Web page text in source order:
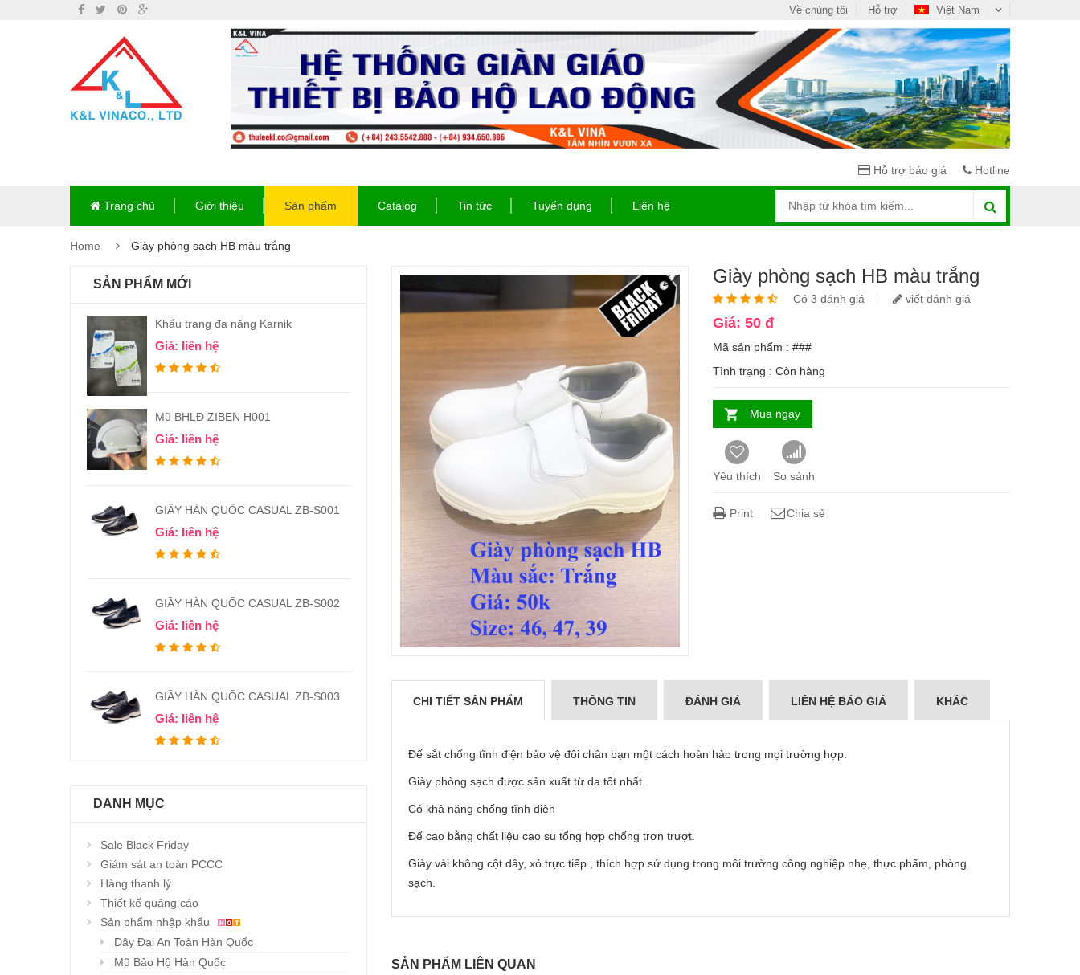
Việt Nam
Về chúng tôi Hỗ trợ
Hỗ trợ báo giá Hotline
Trang chủ Giới thiệu Sản phẩm Catalog Tin tức Tuyển dụng Liên hệ
Home Giày phòng sạch HB màu trắng
SẢN PHẨM MỚI
Khẩu trang đa năng Karnik
Giá: liên hệ
Mũ BHLĐ ZIBEN H001
Giá: liên hệ
GIẦY HÀN QUỐC CASUAL ZB-S001
Giá: liên hệ
GIẦY HÀN QUỐC CASUAL ZB-S002
Giá: liên hệ
GIẦY HÀN QUỐC CASUAL ZB-S003
Giá: liên hệ
DANH MỤC
Sale Black Friday
Giám sát an toàn PCCC
Hàng thanh lý
Thiết kế quảng cáo
Sản phẩm nhập khẩu
Dây Đai An Toàn Hàn Quốc
Mũ Bảo Hộ Hàn Quốc
Giày phòng sạch HB màu trắng
Có 3 đánh giá viết đánh giá
Giá: 50 đ
Mã sản phẩm : ###
Tình trạng : Còn hàng
Mua ngay
Yêu thích So sánh
Print Chia sẻ
CHI TIẾT SẢN PHẨM THÔNG TIN ĐÁNH GIÁ LIÊN HỆ BÁO GIÁ KHÁC
Đế sắt chống tĩnh điện bảo vệ đôi chân bạn một cách hoàn hảo trong mọi trường hợp.
Giày phòng sạch được sản xuất từ da tốt nhất.
Có khả năng chống tĩnh điện
Đế cao bằng chất liệu cao su tổng hợp chống trơn trượt.
Giày vải không cột dây, xỏ trực tiếp , thích hợp sử dụng trong môi trường công nghiệp nhẹ, thực phẩm, phòng
sạch.
SẢN PHẨM LIÊN QUAN